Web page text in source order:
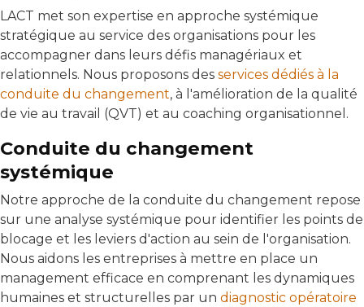
LACT met son expertise en approche systémique
stratégique au service des organisations pour les
accompagner dans leurs défis managériaux et
relationnels. Nous proposons des services dédiés à la
conduite du changement, à l'amélioration de la qualité
de vie au travail (QVT) et au coaching organisationnel.
Conduite du changement
systémique
Notre approche de la conduite du changement repose
sur une analyse systémique pour identifier les points de
blocage et les leviers d'action au sein de l'organisation.
Nous aidons les entreprises à mettre en place un
management efficace en comprenant les dynamiques
humaines et structurelles par un diagnostic opératoire